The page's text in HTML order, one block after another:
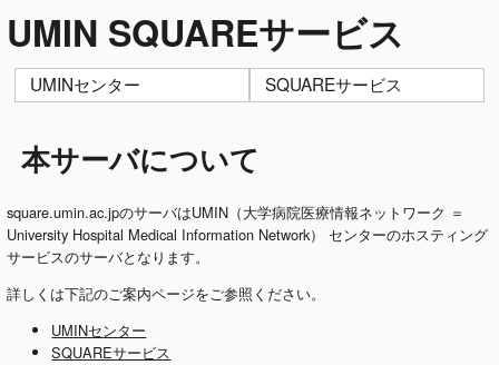
UMIN SQUAREサービス
UMINセンター SQUAREサービス
本サーバについて
square.umin.ac.jpのサーバはUMIN（大学病院医療情報ネットワーク ＝
University Hospital Medical Information Network） センターのホスティング
サービスのサーバとなります。
詳しくは下記のご案内ページをご参照ください。
UMINセンター
SQUAREサービス